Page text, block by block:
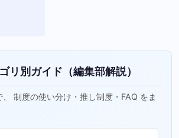
リ別ガイド（編集部解説）
制度の使い分け・推し制度・FAQ をま